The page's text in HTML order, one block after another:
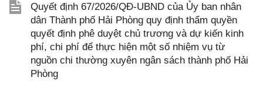
Quyết định 67/2026/QĐ-UBND của Ủy ban nhân
dân Thành phố Hải Phòng quy định thẩm quyền
quyết định phê duyệt chủ trương và dự kiến kinh
phí, chi phí để thực hiện một số nhiệm vụ từ
nguồn chi thường xuyên ngân sách thành phố Hải
Phòng